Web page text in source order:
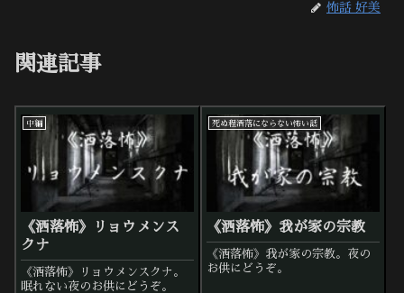
怖話 好美
関連記事
中編
《洒落怖》リョウメンス
クナ
《洒落怖》リョウメンスクナ。
眠れない夜のお供にどうぞ。
死ぬ程洒落にならない怖い話
《洒落怖》我が家の宗教
《洒落怖》我が家の宗教。夜の
お供にどうぞ。